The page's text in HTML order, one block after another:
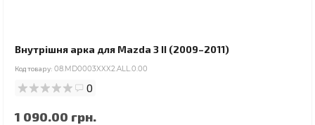
Внутрішня арка для Mazda 3 II (2009–2011)
Код товару: 08.MD0003XXX2.ALL.0.00
0
1 090.00 грн.